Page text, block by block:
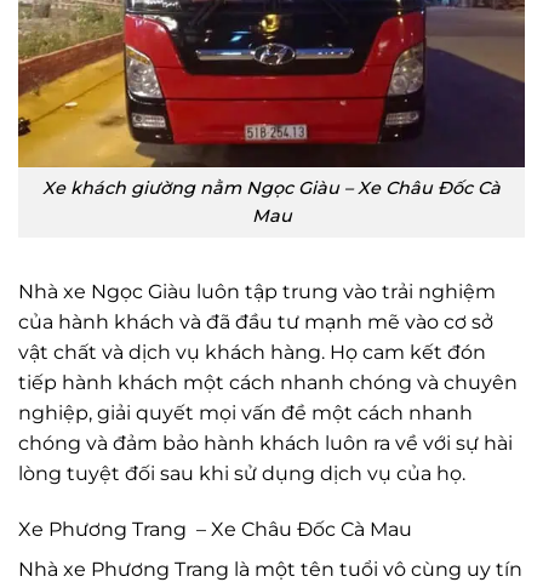
Xe khách giường nằm Ngọc Giàu – Xe Châu Đốc Cà
Mau
Nhà xe Ngọc Giàu luôn tập trung vào trải nghiệm
của hành khách và đã đầu tư mạnh mẽ vào cơ sở
vật chất và dịch vụ khách hàng. Họ cam kết đón
tiếp hành khách một cách nhanh chóng và chuyên
nghiệp, giải quyết mọi vấn đề một cách nhanh
chóng và đảm bảo hành khách luôn ra về với sự hài
lòng tuyệt đối sau khi sử dụng dịch vụ của họ.
Xe Phương Trang – Xe Châu Đốc Cà Mau
Nhà xe Phương Trang là một tên tuổi vô cùng uy tín